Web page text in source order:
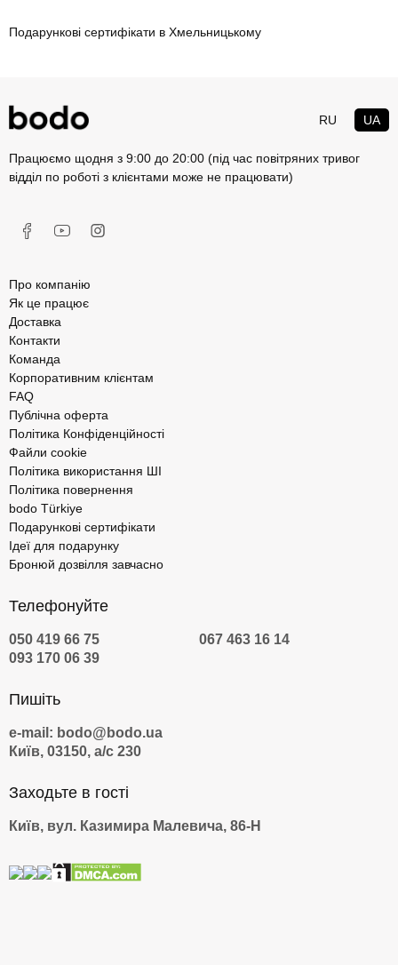
Подарункові сертифікати в Хмельницькому
RU UA
Працюємо щодня з 9:00 до 20:00 (під час повітряних тривог
відділ по роботі з клієнтами може не працювати)
Про компанію
Як це працює
Доставка
Контакти
Команда
Корпоративним клієнтам
FAQ
Публічна оферта
Політика Конфіденційності
Файли cookie
Політика використання ШІ
Політика повернення
bodo Türkiye
Подарункові сертифікати
Ідеї для подарунку
Бронюй дозвілля завчасно
Телефонуйте
050 419 66 75
067 463 16 14
093 170 06 39
Пишіть
e-mail: bodo@bodo.ua
Київ, 03150, а/с 230
Заходьте в гості
Київ, вул. Казимира Малевича, 86-Н